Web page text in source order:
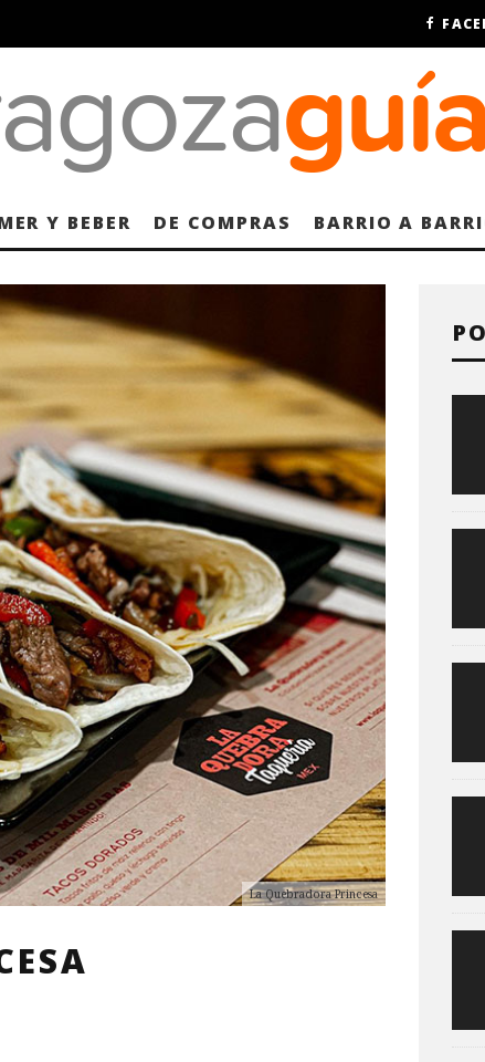
Y BEBER DE COMPRAS BARRIO A
La Quebradora Princesa